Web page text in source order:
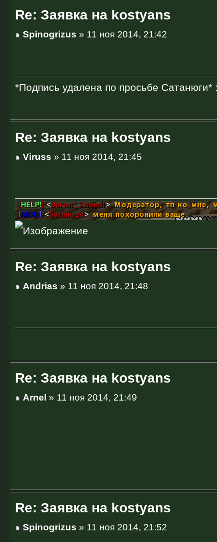
Re: Заявка на kostyans
Spinogrizus » 11 ноя 2014, 21:42
*Подпись удалена по просьбе Сатанюги*
Re: Заявка на kostyans
Viruss » 11 ноя 2014, 21:45
Re: Заявка на kostyans
Andrias » 11 ноя 2014, 21:48
Re: Заявка на kostyans
Arnel » 11 ноя 2014, 21:49
Re: Заявка на kostyans
Spinogrizus » 11 ноя 2014, 21:52